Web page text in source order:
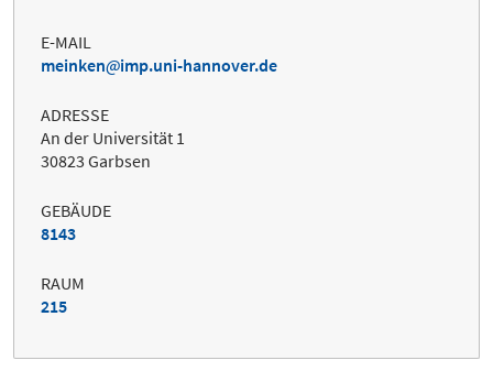
E-MAIL
meinken
imp.uni-hannover.de
ADRESSE
An der Universität 1
30823 Garbsen
GEBÄUDE
8143
RAUM
215